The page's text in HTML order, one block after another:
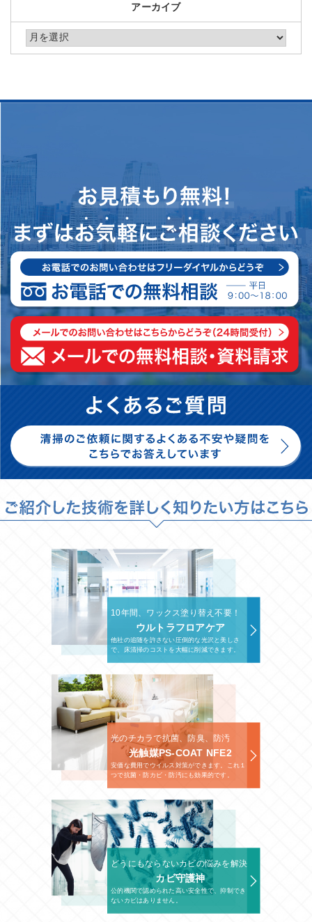
アーカイブ
アーカイブ
10年間、ワックス塗り替え不要！
ウルトラフロアケア
他社の追随を許さない圧倒的な光沢と美しさ
で、床清掃のコストを大幅に削減できます。
光のチカラで抗菌、防臭、防汚
光触媒PS-COAT NFE2
安価な費用でウイルス対策ができます。これ１
つで抗菌・防カビ・防汚にも効果的です。
どうにもならないカビの悩みを解決
カビ守護神
公的機関で認められた高い安全性で、抑制でき
ないカビはありません。